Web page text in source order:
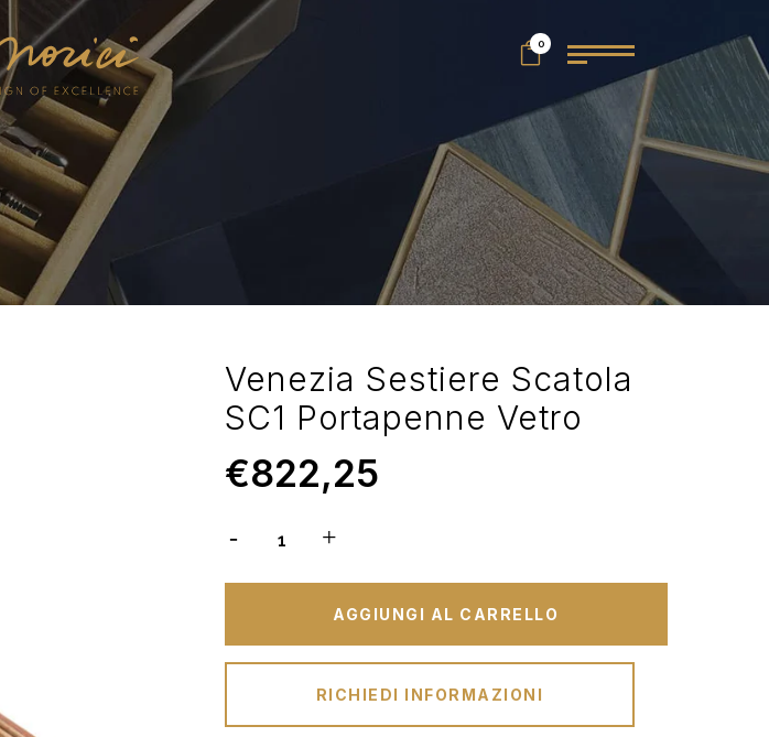
0
Venezia Sestiere Scatola
SC1 Portapenne Vetro
€822,25
AGGIUNGI AL CARRELLO
RICHIEDI INFORMAZIONI